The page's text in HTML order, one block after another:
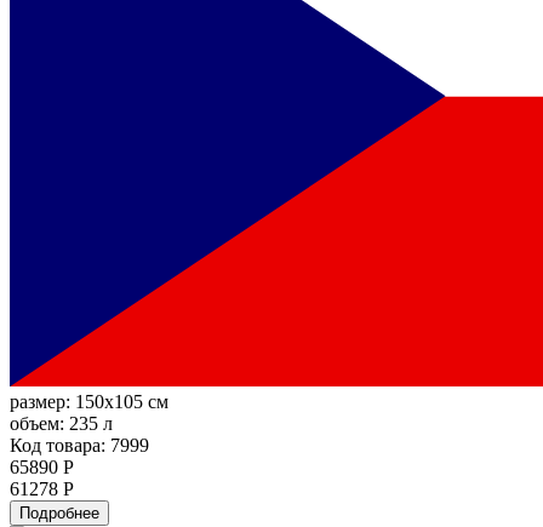
размер: 150x105 см
объем: 235 л
Код товара: 7999
65890 Р
61278 Р
Подробнее